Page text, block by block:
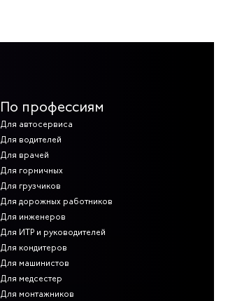
По профессиям
Для автосервиса
Для водителей
Для врачей
Для горничных
Для грузчиков
Для дорожных работников
Для инженеров
Для ИТР и руководителей
Для кондитеров
Для машинистов
Для медсестер
Для монтажников